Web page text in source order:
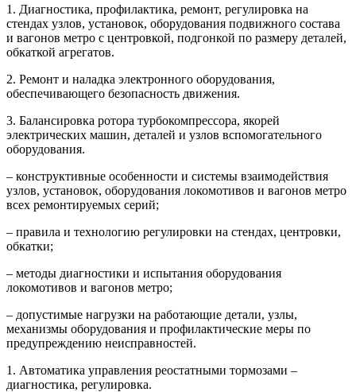
1. Диагностика, профилактика, ремонт, регулировка на
стендах узлов, установок, оборудования подвижного состава
и вагонов метро с центровкой, подгонкой по размеру деталей,
обкаткой агрегатов.
2. Ремонт и наладка электронного оборудования,
обеспечивающего безопасность движения.
3. Балансировка ротора турбокомпрессора, якорей
электрических машин, деталей и узлов вспомогательного
оборудования.
– конструктивные особенности и системы взаимодействия
узлов, установок, оборудования локомотивов и вагонов метро
всех ремонтируемых серий;
– правила и технологию регулировки на стендах, центровки,
обкатки;
– методы диагностики и испытания оборудования
локомотивов и вагонов метро;
– допустимые нагрузки на работающие детали, узлы,
механизмы оборудования и профилактические меры по
предупреждению неисправностей.
1. Автоматика управления реостатными тормозами –
диагностика, регулировка.